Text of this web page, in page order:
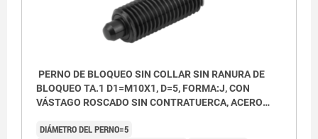
PERNO DE BLOQUEO SIN COLLAR SIN RANURA DE
BLOQUEO TA.1 D1=M10X1, D=5, FORMA:J, CON
VÁSTAGO ROSCADO SIN CONTRATUERCA, ACERO
DIÁMETRO DEL PERNO=5